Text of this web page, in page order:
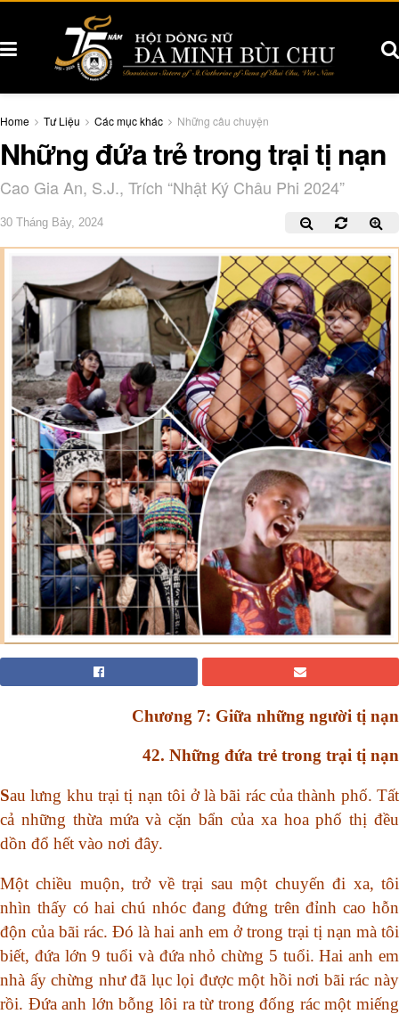
Home Tư Liệu Các mục khác Những câu chuyện
Những đứa trẻ trong trại tị nạn
Cao Gia An, S.J., Trích “Nhật Ký Châu Phi 2024”
30 Tháng Bảy, 2024
Chương 7: Giữa những người tị nạn
42. Những đứa trẻ trong trại tị nạn
Sau lưng khu trại tị nạn tôi ở là bãi rác của thành phố. Tất
cả những thừa mứa và cặn bẩn của xa hoa phố thị đều
dồn đổ hết vào nơi đây.
Một chiều muộn, trở về trại sau một chuyến đi xa, tôi
nhìn thấy có hai chú nhóc đang đứng trên đỉnh cao hỗn
độn của bãi rác. Đó là hai anh em ở trong trại tị nạn mà tôi
biết, đứa lớn 9 tuổi và đứa nhỏ chừng 5 tuổi. Hai anh em
nhà ấy chừng như đã lục lọi được một hồi nơi bãi rác này
rồi. Đứa anh lớn bỗng lôi ra từ trong đống rác một miếng